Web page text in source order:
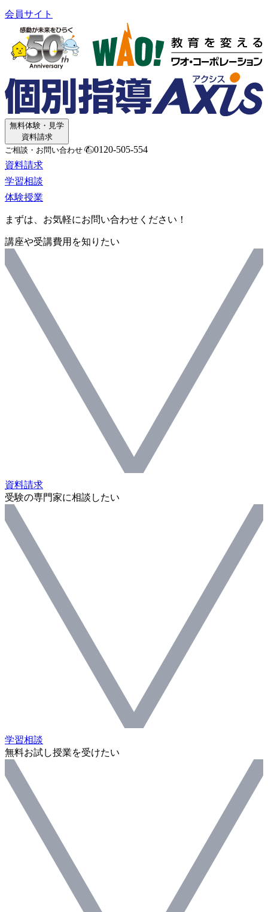
会員サイト
無料体験・見学
資料請求
ご相談・お問い合わせ
0120-505-554
資料請求
学習相談
体験授業
まずは、お気軽にお問い合わせください！
講座や受講費用を知りたい
資料請求
受験の専門家に相談したい
学習相談
無料お試し授業を受けたい